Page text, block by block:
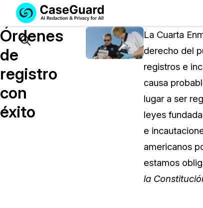
Servicios
SUSCRÍBASE
A
CASEGUARD
Licencia de CaseGuard
Soluciones
Search
Órdenes
de
registro
con
éxito
La Cuarta
derecho del
registros e
causa
lugar a ser
leyes
e
americanos
estamos
la